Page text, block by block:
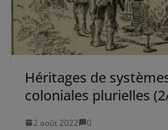
Héritages de
coloniales plurielles
2 août 2022 0